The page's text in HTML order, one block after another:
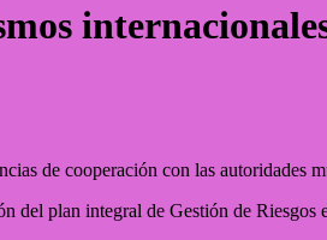
de cooperación con las autoridades
plan integral de Gestión de Riesgos